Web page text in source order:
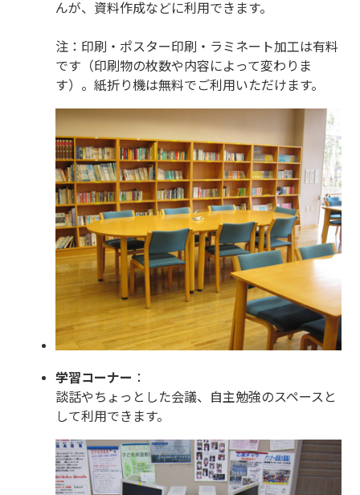
んが、資料作成などに利用できます。
注：印刷・ポスター印刷・ラミネート加工は有料
です（印刷物の枚数や内容によって変わりま
す）。紙折り機は無料でご利用いただけます。
学習コーナー ：
談話やちょっとした会議、自主勉強のスペースと
して利用できます。